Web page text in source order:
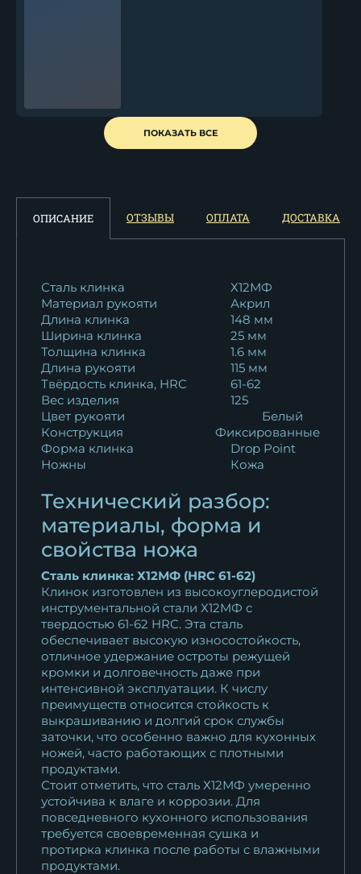
Кухонный нож Шеф № 4
сталь Х12МФ...
Кухонный нож Шеф № 4
сталь Х12МФ...
Кухонный нож Шеф № 4
сталь Х12МФ...
13 002
Кухонный нож Шеф № 4
сталь Х12МФ...
Кухонный нож Шеф № 4
сталь Х12МФ...
Нож Шеф № 4 сталь 95Х18
рукоять акрил...
11 132₽
Нож Шеф № 4 сталь 95Х18
рукоять акрил...
11 132₽
Кухонный нож Шеф № 4
сталь 95Х18...
11 132₽
Кухонный нож Шеф № 4
сталь 95Х18...
11 132 ₽
Кухонный нож Шеф № 4
сталь 95Х18...
11 132₽
ПОКАЗАТЬ ВСЕ
ОПИСАНИЕ ОТЗЫВЫ ОПЛАТА ДОСТАВКА
Сталь клинка
Х12МФ
Материал рукояти
Акрил
Длина клинка
148 мм
Ширина клинка
25 мм
Толщина клинка
1.6 мм
Длина рукояти
115 мм
Твёрдость клинка, HRC
61-62
Вес изделия
125
Цвет рукояти
Белый
Конструкция
Фиксированные
Форма клинка
Drop Point
Ножны
Кожа
Технический разбор:
материалы, форма и
свойства ножа
Сталь клинка: Х12МФ (HRC 61-62)
Клинок изготовлен из высокоуглеродистой
инструментальной стали Х12МФ с
твердостью 61-62 HRC. Эта сталь
обеспечивает высокую износостойкость,
отличное удержание остроты режущей
кромки и долговечность даже при
интенсивной эксплуатации. К числу
преимуществ относится стойкость к
выкрашиванию и долгий срок службы
заточки, что особенно важно для кухонных
ножей, часто работающих с плотными
продуктами.
Стоит отметить, что сталь Х12МФ умеренно
устойчива к влаге и коррозии. Для
повседневного кухонного использования
требуется своевременная сушка и
протирка клинка после работы с влажными
продуктами.